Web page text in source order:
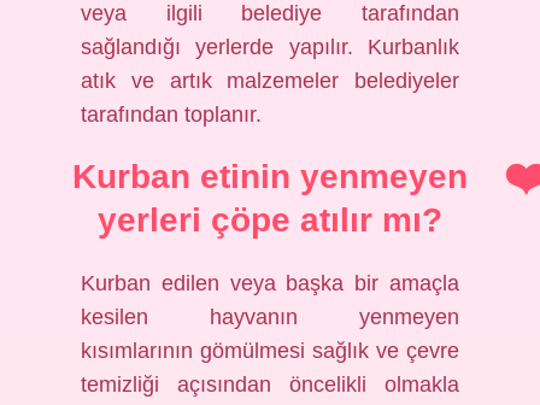
veya ilgili belediye tarafından
sağlandığı yerlerde yapılır. Kurbanlık
atık ve artık malzemeler belediyeler
tarafından toplanır.
Kurban etinin yenmeyen
yerleri çöpe atılır mı?
Kurban edilen veya başka bir amaçla
kesilen hayvanın yenmeyen
kısımlarının gömülmesi sağlık ve çevre
temizliği açısından öncelikli olmakla